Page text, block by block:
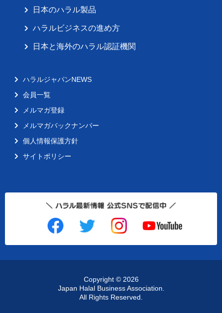
日本のハラル製品
ハラルビジネスの進め方
日本と海外のハラル認証機関
ハラルジャパンNEWS
会員一覧
メルマガ登録
メルマガバックナンバー
個人情報保護方針
サイトポリシー
Copyright © 2026
Japan Halal Business Association.
All Rights Reserved.